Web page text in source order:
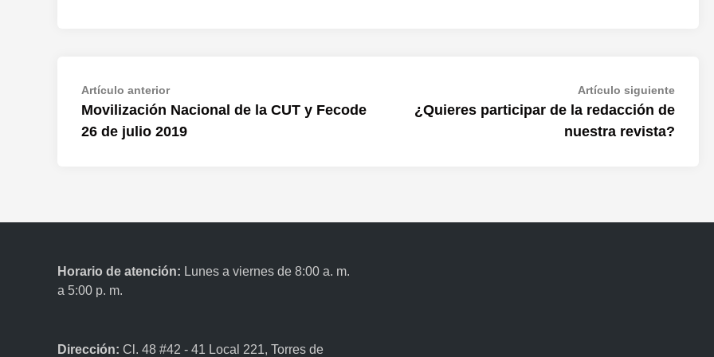
Navegación
de
entradas
Artículo anteriorArtículo
anterior:
Movilización Nacional de la CUT y Fecode
26 de julio 2019
Artículo siguienteArtículo
¿Quieres participar de la redacción de
nuestra revista?
Horario de atención: Lunes a viernes de 8:00 a. m.
a 5:00 p. m.
Dirección: Cl. 48 #42 - 41 Local 221, Torres de